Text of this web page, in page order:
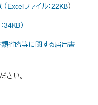
Excelファイル：22KB）
34KB）
省略等に関する届出書
さい。